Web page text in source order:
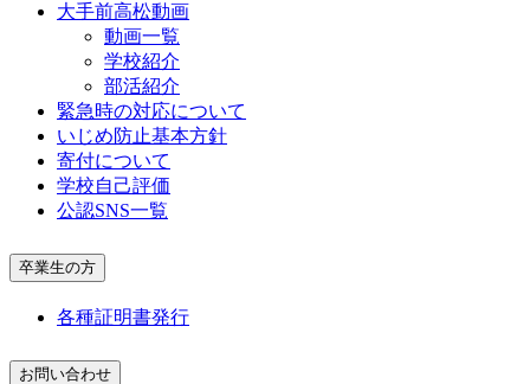
大手前高松動画
動画一覧
学校紹介
部活紹介
緊急時の対応について
いじめ防止基本方針
寄付について
学校自己評価
公認SNS一覧
卒業生の方
各種証明書発行
お問い合わせ